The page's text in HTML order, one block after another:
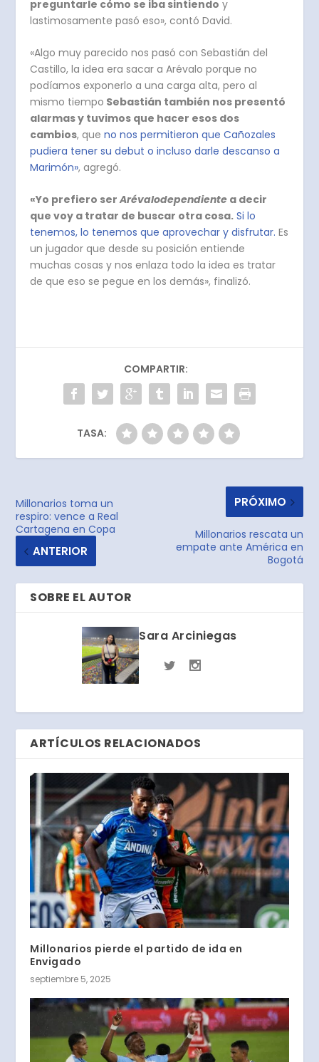
preguntarle cómo se iba sintiendo y
lastimosamente pasó eso», contó David.
«Algo muy parecido nos pasó con Sebastián del
Castillo, la idea era sacar a Arévalo porque no
podíamos exponerlo a una carga alta, pero al
mismo tiempo Sebastián también nos presentó
alarmas y tuvimos que hacer esos dos
cambios, queno nos permitieron que Cañozales
pudiera tener su debut o incluso darle descanso a
Marimón», agregó.
«Yo prefiero serArévalodependiente a decir
que voy a tratar de buscar otra cosa. Si lo
tenemos, lo tenemos que aprovechar y disfrutar. Es
un jugador que desde su posición entiende
muchas cosas y nos enlaza todo la idea es tratar
de que eso se pegue en los demás», finalizó.
COMPARTIR:
TASA:
Millonarios toma un
respiro: vence a Real
Cartagena en Copa
ANTERIOR
PRÓXIMO
Millonarios rescata un
empate ante América en
Bogotá
SOBRE EL AUTOR
Sara Arciniegas
ARTÍCULOS RELACIONADOS
Millonarios pierde el partido de ida en
Envigado
septiembre 5, 2025